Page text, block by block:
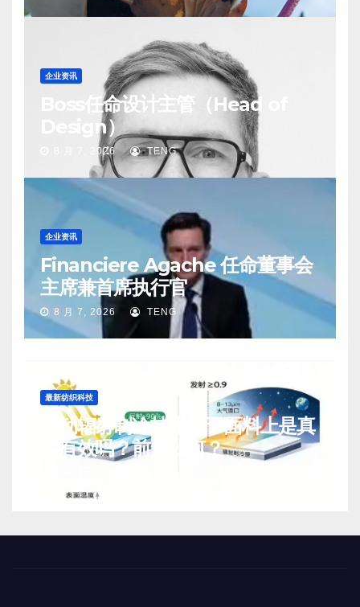
企业资讯
Boss任命设计主管（Head of
Design）
8 月 7, 2026 TENG
企业资讯
Financiere Agache 任命董事会
主席兼首席执行官
8 月 7, 2026 TENG
最新纺织科技
被动辐射制冷技术用于面料上是真
实有效吗？前景如何？